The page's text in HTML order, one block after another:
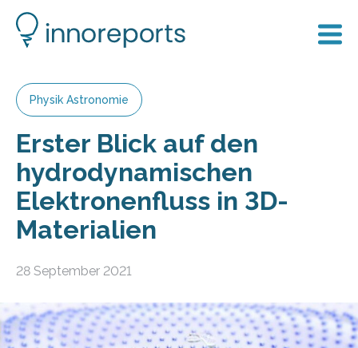
Physik Astronomie
Erster Blick auf den
hydrodynamischen
Elektronenfluss in 3D-
Materialien
28 September 2021